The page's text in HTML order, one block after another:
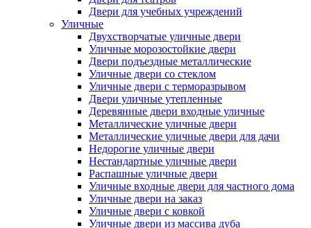
Двери для учебных учреждений
Уличные
Двухстворчатые уличные двери
Уличные морозостойкие двери
Двери подъездные металлические
Уличные двери со стеклом
Уличные двери с терморазрывом
Двери уличные утепленные
Деревянные двери входные уличные
Металлические уличные двери
Металлические уличные двери для дачи
Недорогие уличные двери
Нестандартные уличные двери
Распашные уличные двери
Уличные входные двери для частного дома
Уличные двери на заказ
Уличные двери с ковкой
Уличные двери из массива дуба